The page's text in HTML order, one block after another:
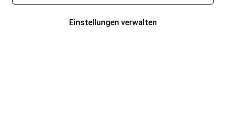
Einstellungen verwalten